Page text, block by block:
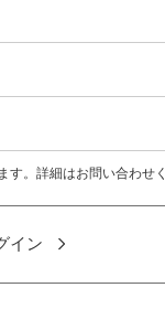
。詳細はお問い合わせく
イン